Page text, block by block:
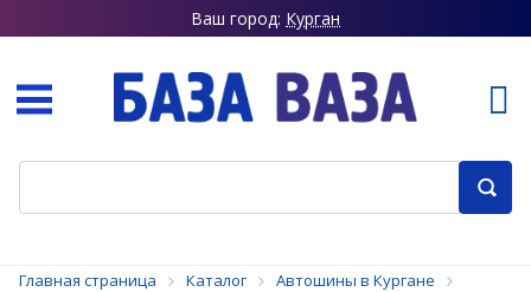
Ваш город: Курган
Главная страница Каталог
Автошины в Кургане